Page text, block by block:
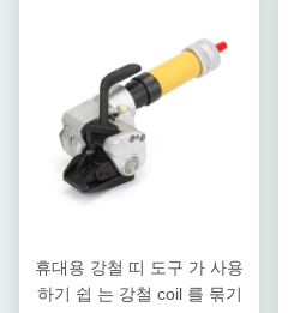
휴대용 강철 띠 도구 가 사용
하기 쉽 는 강철 coil 를 묶기